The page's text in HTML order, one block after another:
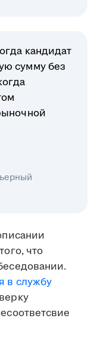
кандидат
сумму без
что
в службу